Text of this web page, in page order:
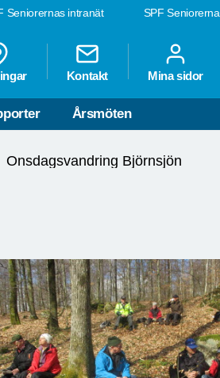
SPF Seniorerna
Seniorernas intranät
Kontakt Mina sidor
Årsmöten
Onsdagsvandring Björnsjön